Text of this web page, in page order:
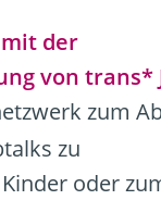
der
von trans*
zum
zu
oder